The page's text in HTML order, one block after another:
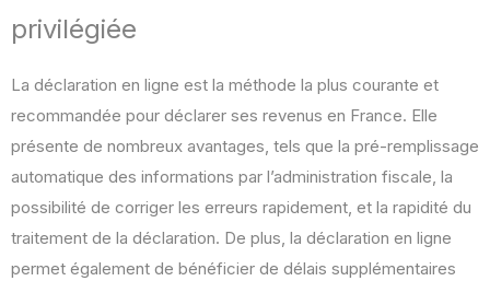
privilégiée
La déclaration en ligne est la méthode la plus courante et
recommandée pour déclarer ses revenus en France. Elle
présente de nombreux avantages, tels que la pré-remplissage
automatique des informations par l’administration fiscale, la
possibilité de corriger les erreurs rapidement, et la rapidité du
traitement de la déclaration. De plus, la déclaration en ligne
permet également de bénéficier de délais supplémentaires